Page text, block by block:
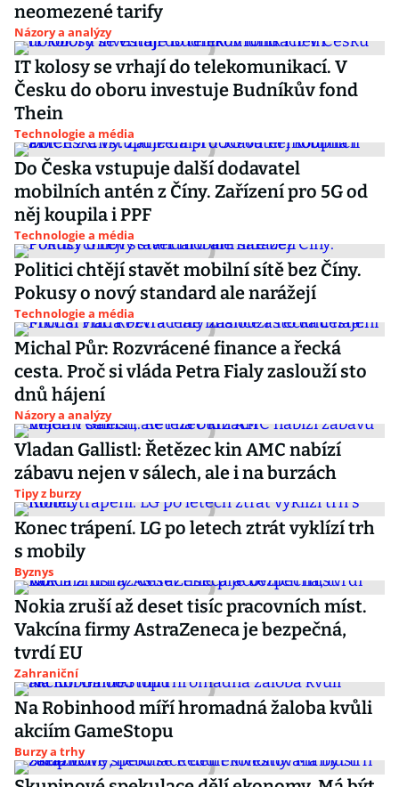
neomezené tarify
Názory a analýzy
IT kolosy se vrhají do telekomunikací. V
Česku do oboru investuje Budníkův fond
Thein
Technologie a média
Do Česka vstupuje další dodavatel
mobilních antén z Číny. Zařízení pro 5G od
něj koupila i PPF
Technologie a média
Politici chtějí stavět mobilní sítě bez Číny.
Pokusy o nový standard ale narážejí
Technologie a média
Michal Půr: Rozvrácené finance a řecká
cesta. Proč si vláda Petra Fialy zaslouží sto
dnů hájení
Názory a analýzy
Vladan Gallistl: Řetězec kin AMC nabízí
zábavu nejen v sálech, ale i na burzách
Tipy z burzy
Konec trápení. LG po letech ztrát vyklízí trh
s mobily
Byznys
Nokia zruší až deset tisíc pracovních míst.
Vakcína firmy AstraZeneca je bezpečná,
tvrdí EU
Zahraniční
Na Robinhood míří hromadná žaloba kvůli
akciím GameStopu
Burzy a trhy